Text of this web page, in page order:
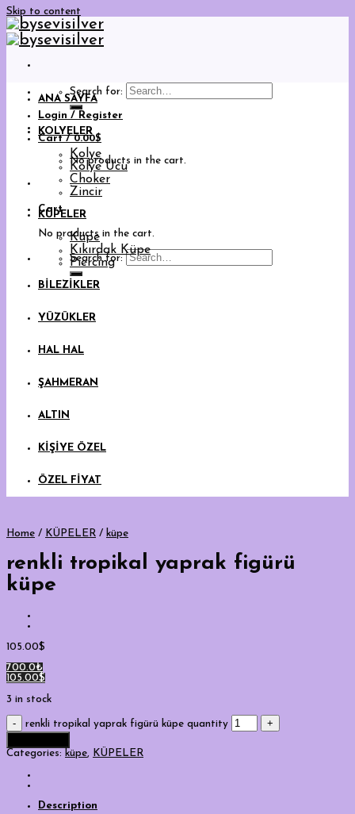
Skip to content
Search for:
Login / Register
Cart /0.00$
No products in the cart.
Cart
No products in the cart.
Search for:
ANA SAYFA
KOLYELER
Kolye
Kolye Ucu
Choker
Zincir
KÜPELER
Küpe
Kıkırdak Küpe
Piercing
BİLEZİKLER
YÜZÜKLER
HAL HAL
ŞAHMERAN
ALTIN
KİŞİYE ÖZEL
ÖZEL FİYAT
Home / KÜPELER / küpe
renkli tropikal yaprak figürü
küpe
105.00$
700.0₺
105.00$
3 in stock
renkli tropikal yaprak figürü küpe quantity
Categories: küpe, KÜPELER
Description